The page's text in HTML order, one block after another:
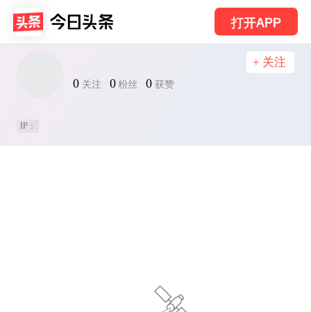
打开APP
0 关注 0 粉丝 0 获赞
+ 关注
IP：